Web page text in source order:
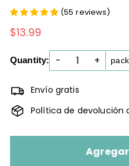
(55 reviews)
$13.99
Quantity: - +
Envío gratis
Política de devolución